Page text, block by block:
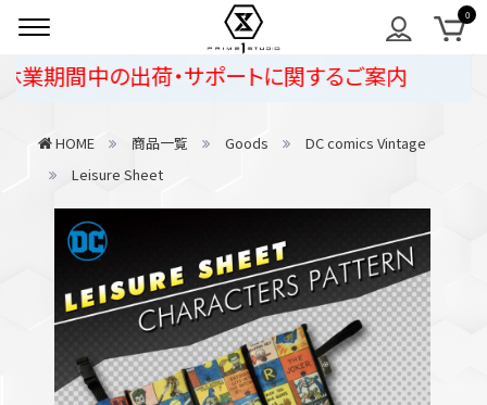
間中の出荷・サポートに関するご案内
HOME 商品一覧 Goods
DC comics Vintage
Leisure Sheet